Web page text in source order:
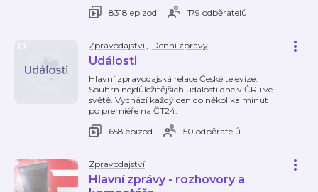
8318 epizod
179 odběratelů
Zpravodajství, Denní zprávy
Události
Hlavní zpravodajská relace České televize.
Souhrn nejdůležitějších událostí dne v ČR i ve
světě. Vychází každý den do několika minut
po premiéře na ČT24.
658 epizod
50 odběratelů
Zpravodajství
Hlavní zprávy - rozhovory a